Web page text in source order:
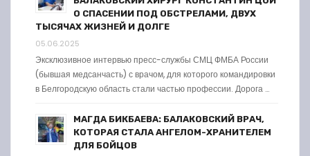
О СПАСЕНИИ ПОД ОБСТРЕЛАМИ, ДВУХ
ТЫСЯЧАХ ЖИЗНЕЙ И ДОЛГЕ
05.06.2025
Эксклюзивное интервью пресс-службы СМЦ ФМБА России
(бывшая медсанчасть) с врачом, для которого командировки
в Белгородскую область стали частью профессии. Дорога …
МАГДА БИКБАЕВА: БАЛАКОВСКИЙ ВРАЧ,
КОТОРАЯ СТАЛА АНГЕЛОМ-ХРАНИТЕЛЕМ
ДЛЯ БОЙЦОВ